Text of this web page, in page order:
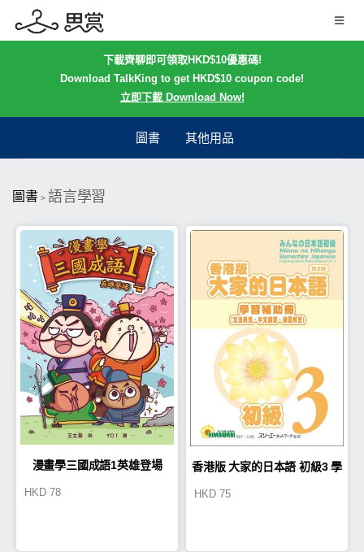
下載齊聊即可領取HKD$10優惠碼!
Download TalkKing to get HKD$10 coupon code!
立即下載 Download Now!
圖書 其他用品
圖書 > 語言學習
漫畫學三國成語1英雄登場
HKD 78
香港版 大家的日本語 初級3 學
HKD 75